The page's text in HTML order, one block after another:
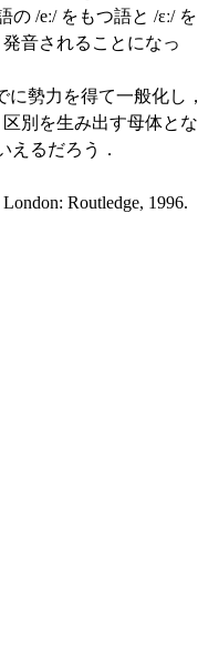
/eː/ をもつ語と /ɛː/ を
音されることになっ
に勢力を得て一般化し，
別を生み出す母体とな
えるだろう．
London: Routledge, 1996.